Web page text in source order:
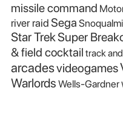
missile command
river raidSega
Star TrekSuper
& field cocktail track
arcadesvideogames
Warlords Wells-Gardner